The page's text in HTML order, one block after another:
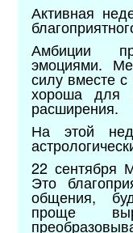
Активная
Амбиции
эмоциями.
силу вместе
хороша для
расширения.
На этой
22 сентября
Это
общения,
проще